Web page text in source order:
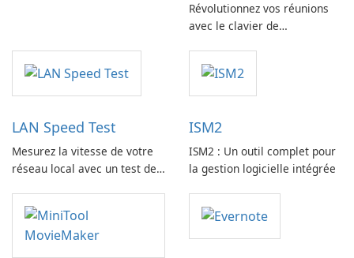
Révolutionnez vos réunions
avec le clavier de
LAN Speed Test
Mesurez la vitesse de votre
réseau local avec un test de
ISM2
ISM2 : Un outil complet pour
la gestion logicielle intégrée